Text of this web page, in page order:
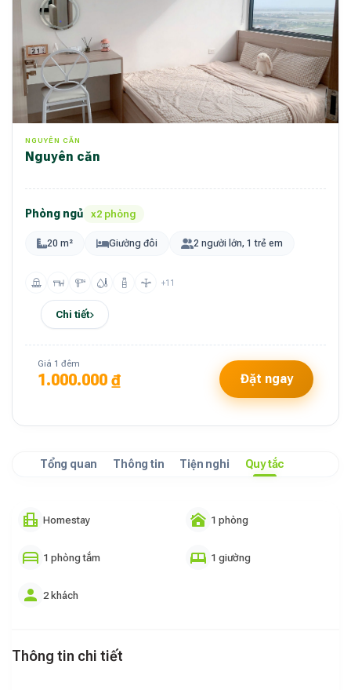
NGUYÊN CĂN
Nguyên căn
Phòng ngủ x2 phòng
20 m² Giường đôi 2 người lớn, 1 trẻ em
+11
Chi tiết
Giá 1 đêm
1.000.000 ₫ Đặt ngay
Tổng quan Thông tin Tiện nghi Quy tắc
Homestay 1 phòng
1 phòng tắm 1 giường
2 khách
Thông tin chi tiết